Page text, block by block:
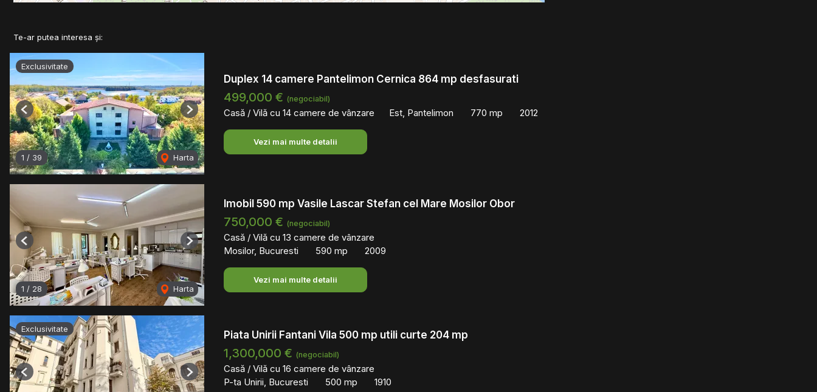
Te-ar putea interesa și:
Exclusivitate
1 / 39 Harta
Previous Next
Duplex 14 camere Pantelimon Cernica 864 mp desfasurati
499,000 € (negociabil)
Casă / Vilă cu 14 camere de vânzare Est, Pantelimon 770 mp 2012
Vezi mai multe detalii
1 / 28 Harta
Previous Next
Imobil 590 mp Vasile Lascar Stefan cel Mare Mosilor Obor
750,000 € (negociabil)
Casă / Vilă cu 13 camere de vânzare
Mosilor, Bucuresti
590 mp 2009
Vezi mai multe detalii
Exclusivitate
Previous Next
Piata Unirii Fantani Vila 500 mp utili curte 204 mp
1,300,000 € (negociabil)
Casă / Vilă cu 16 camere de vânzare
P-ta Unirii, Bucuresti
500 mp 1910